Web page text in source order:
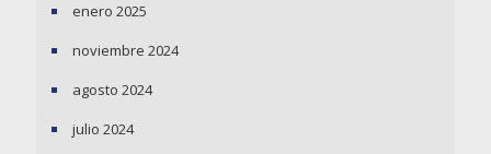
enero 2025
noviembre 2024
agosto 2024
julio 2024